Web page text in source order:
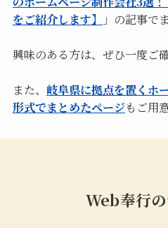
をご紹介します】
」の記事で
興味のある方は、ぜひ一度ご
また、 岐阜県に拠点を置くホ
形式でまとめたページもご用
Web奉行の